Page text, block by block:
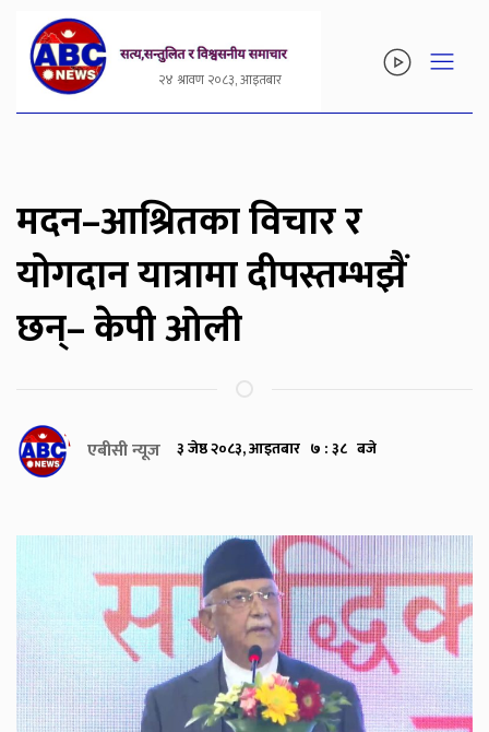
२४ श्रावण २०८३, आइतबार
मदन–आश्रितका विचार र
योगदान यात्रामा दीपस्तम्भझैं
छन्– केपी ओली
एबीसी न्यूज ३ जेष्ठ २०८३, आइतबार ७ : ३८ बजे